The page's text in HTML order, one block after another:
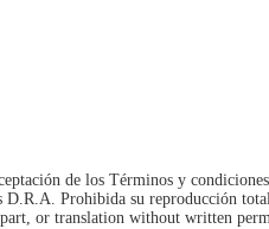
de los Términos y condiciones
D.R.A. Prohibida su reproducción
or translation without written